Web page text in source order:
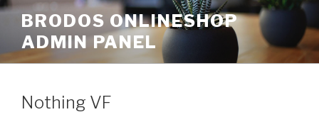
Skip
content
BRODOS ONLINESHOP
ADMIN PANEL
Nothing VF